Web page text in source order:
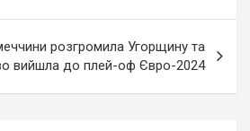
розгромила Угорщину та
вийшла до плей-оф Євро-2024